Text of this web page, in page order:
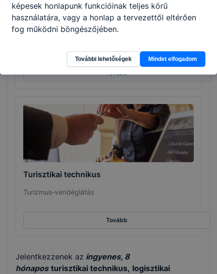
Szoftverfejlesztő és -tesztelő
Tovább
Turisztikai technikus
Turizmus-vendéglátás
Tovább
Jelentkezzenek az ingyenes, 8
hónapos turisztikai technikus, logisztikai
képesek honlapunk funkcióinak teljes körű
használatára, vagy a honlap a tervezettől eltérően
fog működni böngészőjében.
További lehetőségek Mindet elfogadom